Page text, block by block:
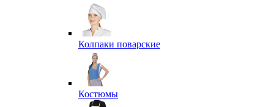
Колпаки поварские
Костюмы